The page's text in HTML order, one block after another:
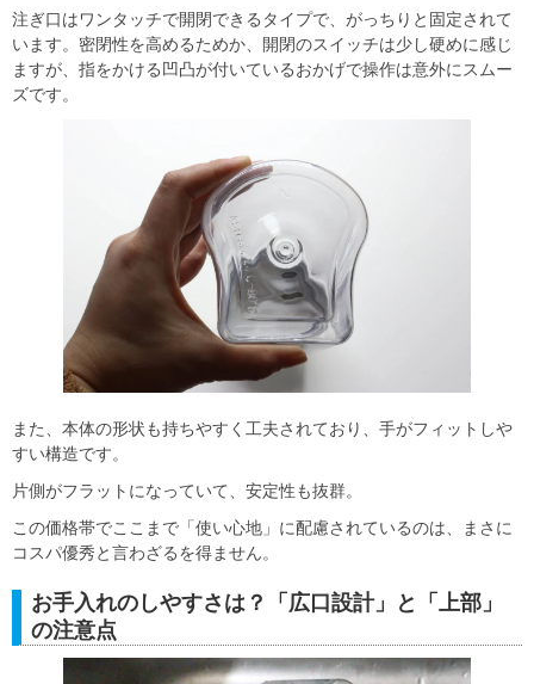
注ぎ口はワンタッチで開閉できるタイプで、がっちりと固定されて
います。密閉性を高めるためか、開閉のスイッチは少し硬めに感じ
ますが、指をかける凹凸が付いているおかげで操作は意外にスムー
ズです。
また、本体の形状も持ちやすく工夫されており、手がフィットしや
すい構造です。
片側がフラットになっていて、安定性も抜群。
この価格帯でここまで「使い心地」に配慮されているのは、まさに
コスパ優秀と言わざるを得ません。
お手入れのしやすさは？「広口設計」と「上部」
の注意点